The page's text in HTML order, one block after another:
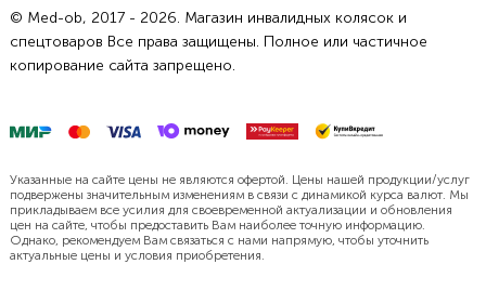
© Med-ob, 2017 - 2026. Магазин инвалидных колясок и
спецтоваров Все права защищены. Полное или частичное
копирование сайта запрещено.
Указанные на сайте цены не являются офертой. Цены нашей продукции/услуг
подвержены значительным изменениям в связи с динамикой курса валют. Мы
прикладываем все усилия для своевременной актуализации и обновления
цен на сайте, чтобы предоставить Вам наиболее точную информацию.
Однако, рекомендуем Вам связаться с нами напрямую, чтобы уточнить
актуальные цены и условия приобретения.